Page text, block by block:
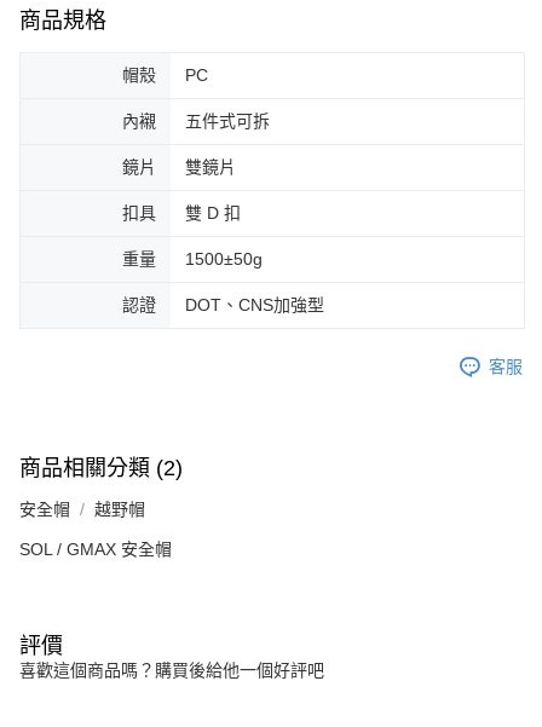
商品規格
帽殼 PC
內襯 五件式可拆
鏡片 雙鏡片
扣具 雙 D 扣
重量 1500±50g
認證 DOT、CNS加強型
客服
商品相關分類 (2)
安全帽 越野帽
SOL / GMAX 安全帽
評價
喜歡這個商品嗎？購買後給他一個好評吧